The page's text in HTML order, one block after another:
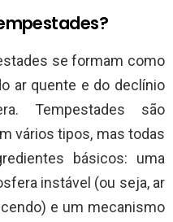
se formam como
ar quente e do declínio
Tempestades são
vários tipos, mas todas
básicos: uma
instável (ou seja, ar
e um mecanismo